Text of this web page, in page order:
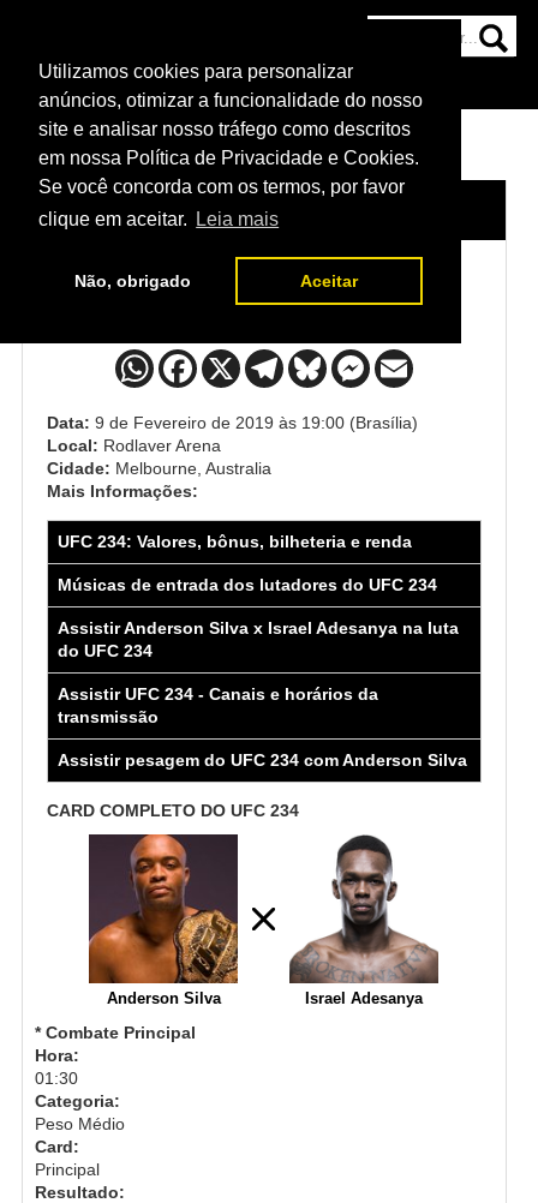
Utilizamos cookies para personalizar
anúncios, otimizar a funcionalidade do nosso
site e analisar nosso tráfego como descritos
em nossa Política de Privacidade e Cookies.
Se você concorda com os termos, por favor
clique em aceitar.
Leia mais
Não, obrigado Aceitar
NOTÍCIAS
HOME EVENTO / UFC 234
UFC 234
Data: 9 de Fevereiro de 2019 às 19:00 (Brasília)
Local: Rodlaver Arena
Cidade: Melbourne, Australia
Mais Informações:
UFC 234: Valores, bônus, bilheteria e renda
Músicas de entrada dos lutadores do UFC 234
Assistir Anderson Silva x Israel Adesanya na luta
do UFC 234
Assistir UFC 234 - Canais e horários da
transmissão
Assistir pesagem do UFC 234 com Anderson Silva
CARD COMPLETO DO UFC 234
Anderson Silva Israel Adesanya
* Combate Principal
Hora:
01:30
Categoria:
Peso Médio
Card:
Principal
Resultado: